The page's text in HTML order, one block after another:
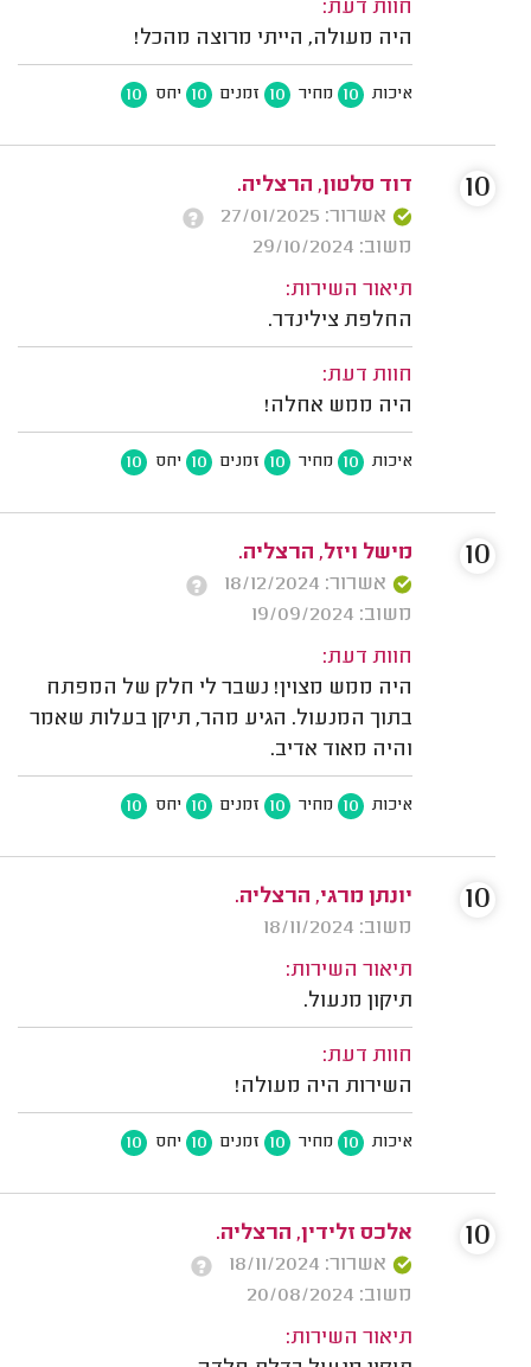
חוות דעת:
היה מעולה, הייתי מרוצה מהכל!
איכות 10 מחיר 10 זמנים 10 יחס 10
דוד סלטון, הרצליה.
אשרור: 27/01/2025
משוב: 29/10/2024
תיאור השירות:
החלפת צילינדר.
חוות דעת:
היה ממש אחלה!
איכות 10 מחיר 10 זמנים 10 יחס 10
10
מישל ויזל, הרצליה.
אשרור: 18/12/2024
משוב: 19/09/2024
חוות דעת:
היה ממש מצוין! נשבר לי חלק של המפתח
בתוך המנעול. הגיע מהר, תיקן בעלות שאמר
והיה מאוד אדיב.
איכות 10 מחיר 10 זמנים 10 יחס 10
10
יונתן מרגי, הרצליה.
משוב: 18/11/2024
תיאור השירות:
תיקון מנעול.
חוות דעת:
השירות היה מעולה!
איכות 10 מחיר 10 זמנים 10 יחס 10
10
אלכס זלידין, הרצליה.
אשרור: 18/11/2024
משוב: 20/08/2024
תיאור השירות:
10